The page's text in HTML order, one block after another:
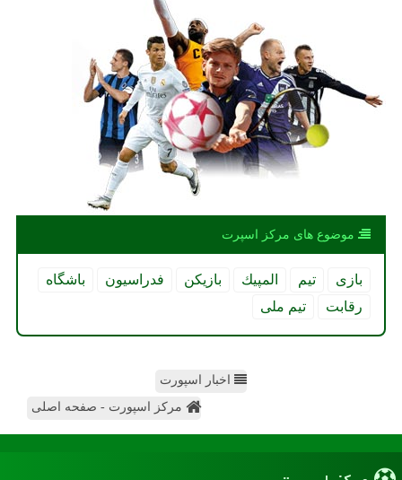
موضوع های مركز اسپرت
بازی تیم المپیك بازیكن فدراسیون
باشگاه
رقابت
تیم ملی
اخبار اسپورت
مرکز اسپورت - صفحه اصلی